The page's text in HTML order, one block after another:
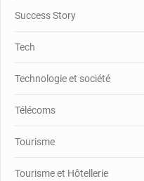
Success Story
Tech
Technologie et société
Télécoms
Tourisme
Tourisme et Hôtellerie